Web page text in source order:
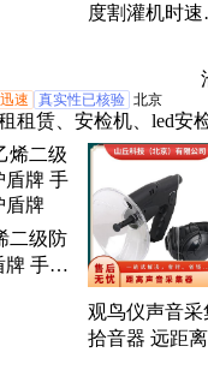
度割灌机时速
带开辟机器人
速 真实性已核验 北京
租赁、安检机、led安
营帐篷、橡胶路锥、
led多功能、鸭绒睡袋、
光衣、车载搜索灯、携
车牌、多口袋马甲、
生哨
二级防
牌 手持
观鸟仪声音采
拾音器 远距